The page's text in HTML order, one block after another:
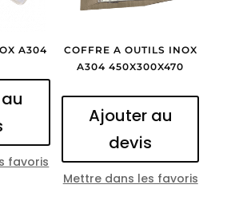
A304
favoris
COFFRE A OUTILS INOX
A304 450X300X470
Ajouter au
devis
Mettre dans les favoris